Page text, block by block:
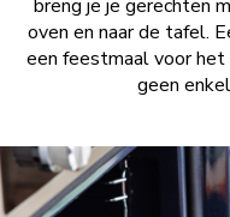
breng je je gerechten
oven en naar de tafel.
een feestmaal voor
geen